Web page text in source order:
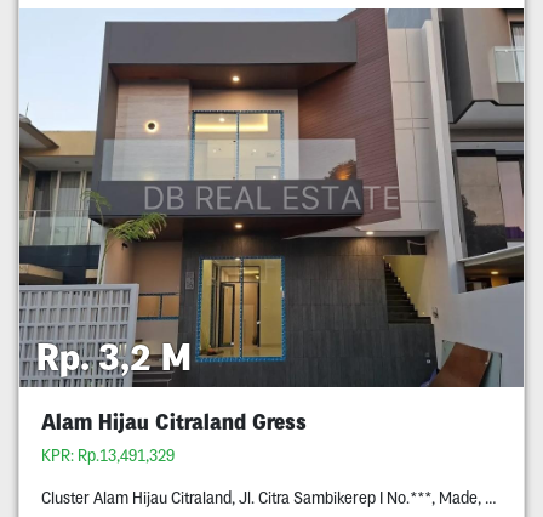
Rp. 3,2 M
Alam Hijau Citraland Gress
KPR: Rp.13,491,329
Cluster Alam Hijau Citraland, Jl. Citra Sambikerep I No.***, Made, Kec. Sambikerep, Surabaya, Jawa Timur *****.